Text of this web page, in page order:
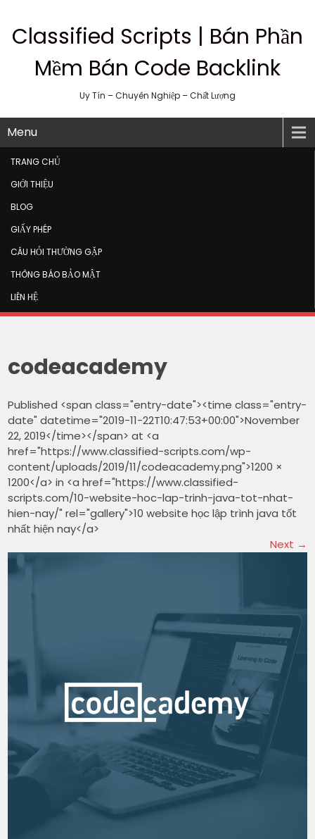
Classified Scripts | Bán Phần
Mềm Bán Code Backlink
Uy Tín – Chuyên Nghiệp – Chất Lượng
Menu
TRANG CHỦ
GIỚI THIỆU
BLOG
GIẤY PHÉP
CÂU HỎI THƯỜNG GẶP
THÔNG BÁO BẢO MẬT
LIÊN HỆ
codeacademy
Published <span class="entry-date"><time class="entry-
date" datetime="2019-11-22T10:47:53+00:00">November
22, 2019</time></span> at <a
href="https://www.classified-scripts.com/wp-
content/uploads/2019/11/codeacademy.png">1200 ×
1200</a> in <a href="https://www.classified-
scripts.com/10-website-hoc-lap-trinh-java-tot-nhat-
hien-nay/" rel="gallery">10 website học lập trình java tốt
nhất hiện nay</a>
Next →